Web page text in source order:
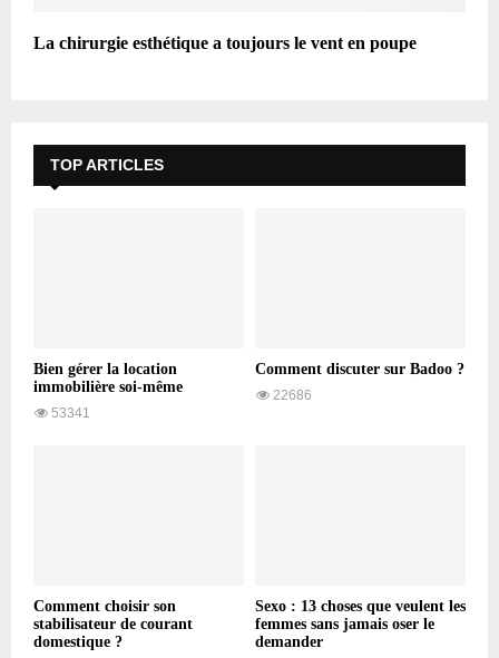
La chirurgie esthétique a toujours le vent en poupe
TOP ARTICLES
Bien gérer la location
immobilière soi-même
53341
Comment discuter sur Badoo ?
22686
Comment choisir son
stabilisateur de courant
domestique ?
Sexo : 13 choses que veulent les
femmes sans jamais oser le
demander